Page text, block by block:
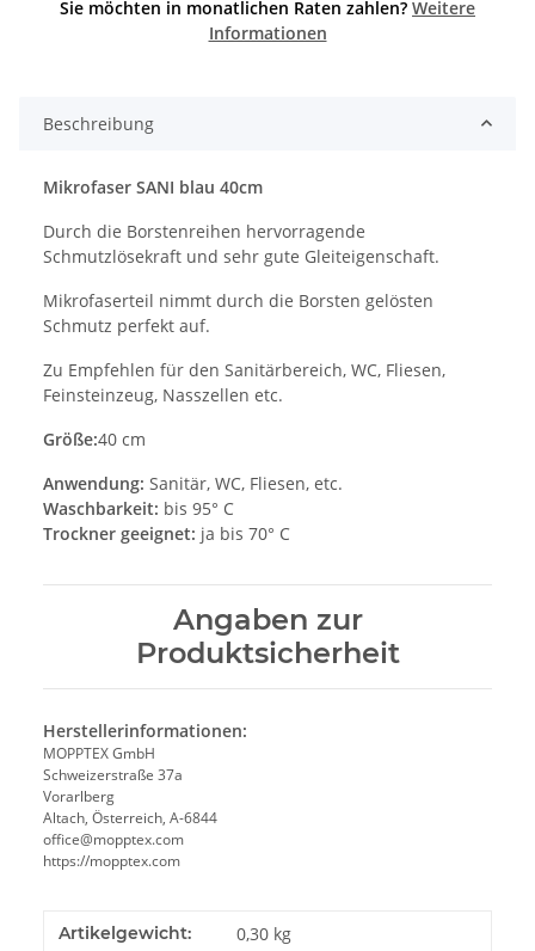
Sie möchten in monatlichen Raten zahlen? Weitere
Informationen
Beschreibung
Mikrofaser SANI blau 40cm
Durch die Borstenreihen hervorragende
Schmutzlösekraft und sehr gute Gleiteigenschaft.
Mikrofaserteil nimmt durch die Borsten gelösten
Schmutz perfekt auf.
Zu Empfehlen für den Sanitärbereich, WC, Fliesen,
Feinsteinzeug, Nasszellen etc.
Größe:40 cm
Anwendung: Sanitär, WC, Fliesen, etc.
Waschbarkeit: bis 95° C
Trockner geeignet: ja bis 70° C
Angaben zur
Produktsicherheit
Herstellerinformationen:
MOPPTEX GmbH
Schweizerstraße 37a
Vorarlberg
Altach, Österreich, A-6844
office@mopptex.com
https://mopptex.com
Artikelgewicht: 0,30 kg